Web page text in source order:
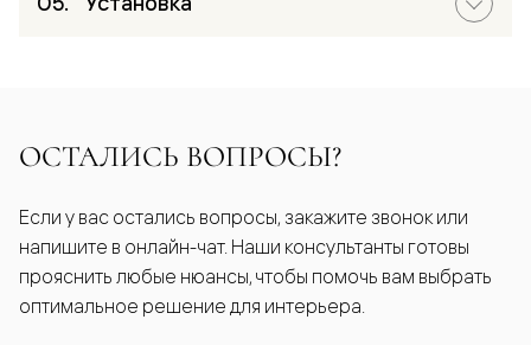
ОСТАЛИСЬ ВОПРОСЫ?
Если у вас остались вопросы, закажите звонок или
напишите в онлайн-чат. Наши консультанты готовы
прояснить любые нюансы, чтобы помочь вам выбрать
оптимальное решение для интерьера.